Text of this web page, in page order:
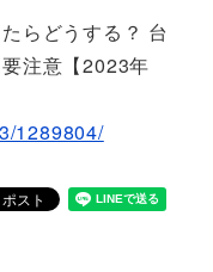
らどうする？ 台
注意【2023年
1289804/